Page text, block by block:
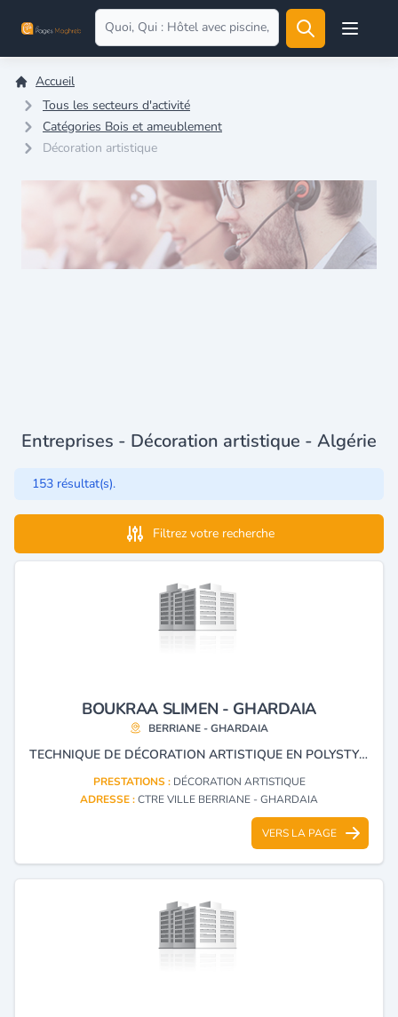
Open
Accueil
Tous les secteurs d'activité
Catégories Bois et ameublement
Décoration artistique
Entreprises - Décoration artistique - Algérie
153 résultat(s).
Filtrez votre recherche
BOUKRAA SLIMEN - GHARDAIA
BERRIANE - GHARDAIA
TECHNIQUE DE DÉCORATION ARTISTIQUE EN POLYSTYRÈNE
PRESTATIONS : DÉCORATION ARTISTIQUE
ADRESSE :CTRE VILLE BERRIANE - GHARDAIA
VERS LA PAGE